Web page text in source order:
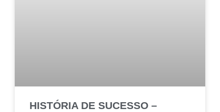
HISTÓRIA DE SUCESSO –